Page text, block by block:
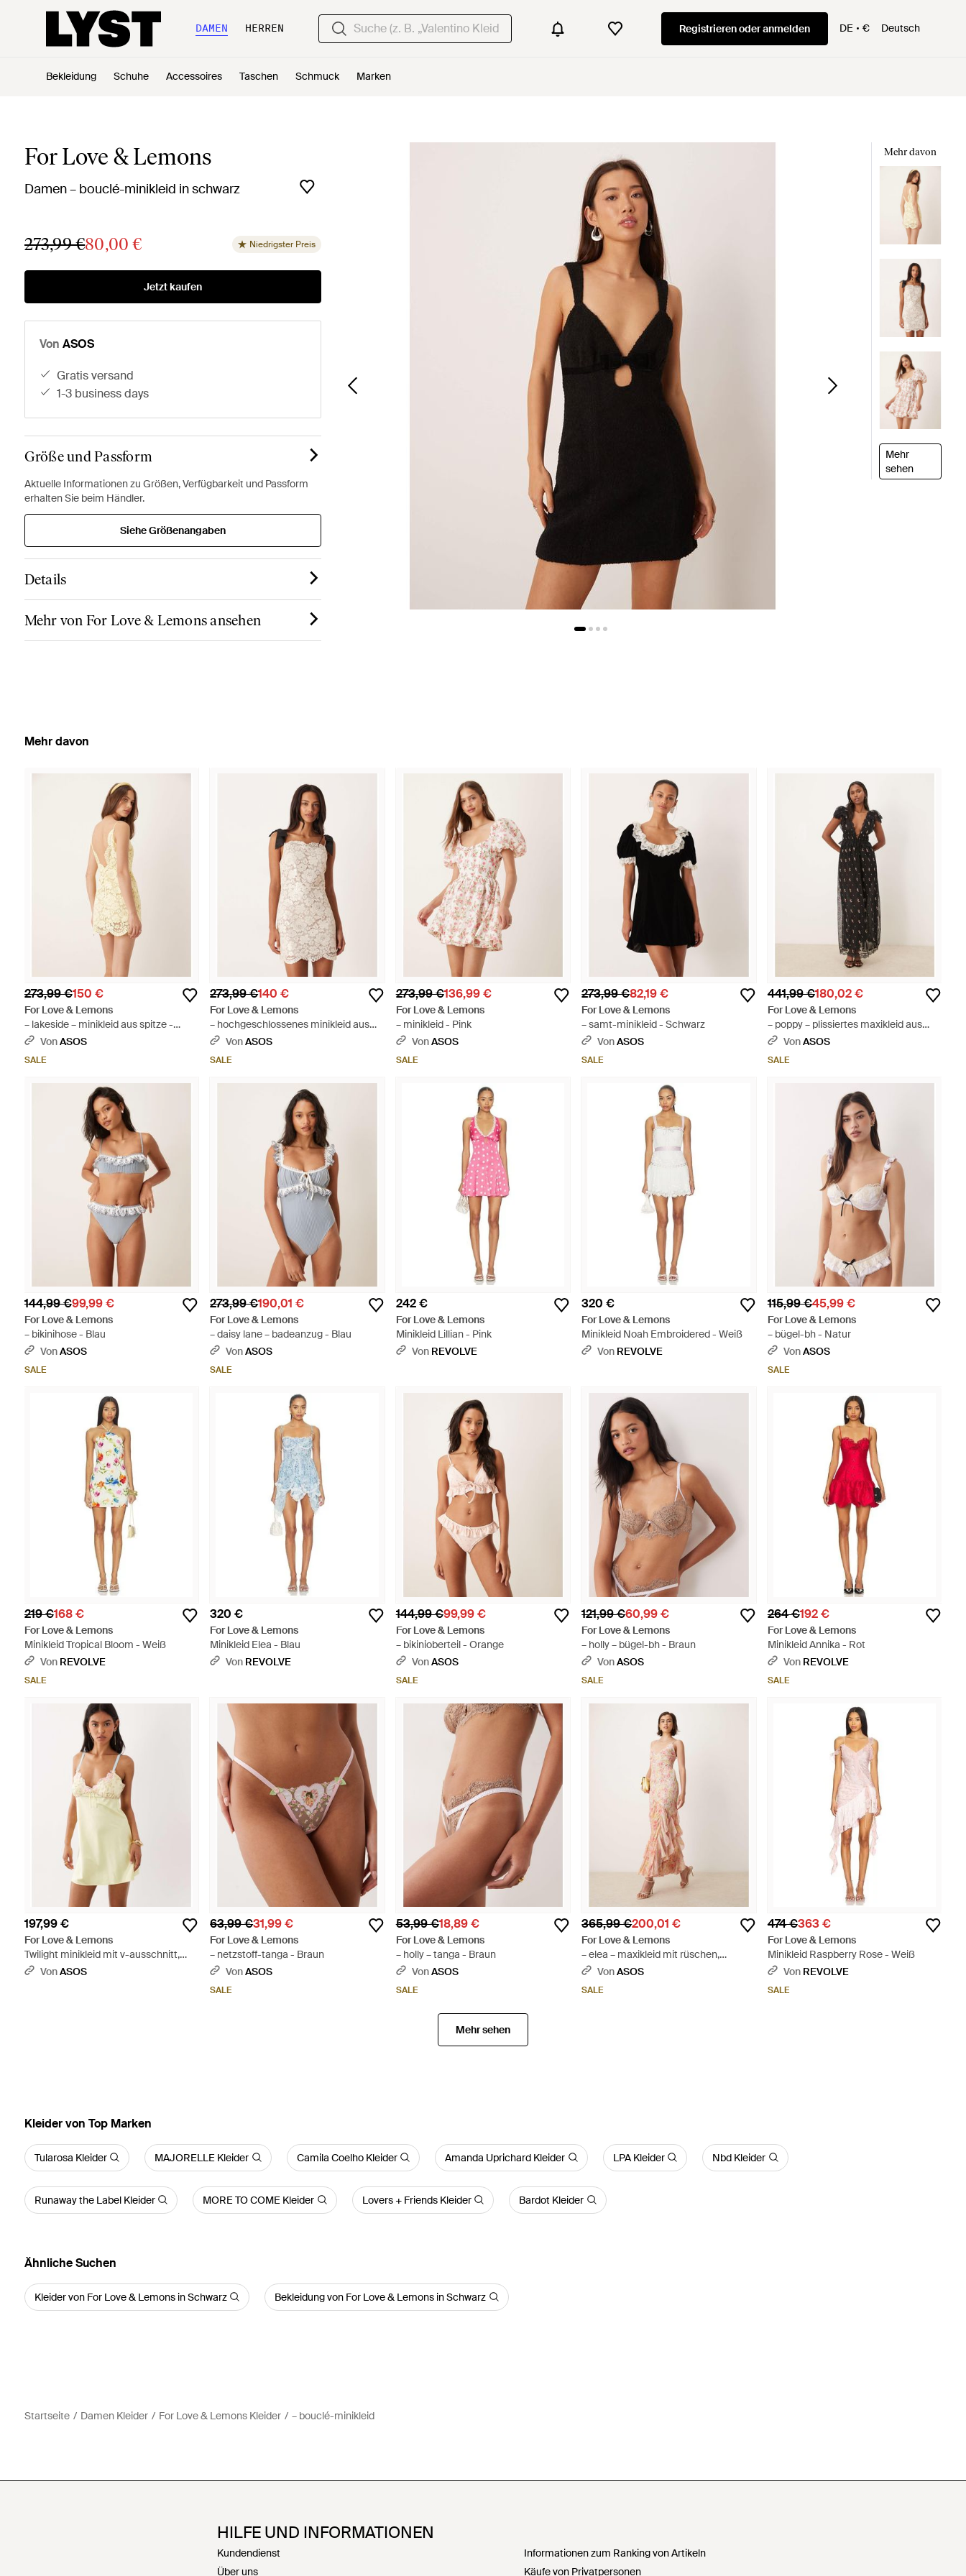
DAMEN HERREN Registrieren oder anmelden DE € Deutsch
Bekleidung Schuhe Accessoires Taschen Schmuck Marken
For Love & Lemons
Damen – bouclé-minikleid in schwarz
273,99 €80,00 € Niedrigster Preis
Jetzt kaufen
Von ASOS
gratis versand
1-3 business days
Größe und Passform
Aktuelle Informationen zu Größen, Verfügbarkeit und Passform
erhalten Sie beim Händler.
Siehe Größenangaben
Details
Mehr von For Love & Lemons ansehen
Mehr davon
Mehr
sehen
Mehr davon
273,99 €150 €
For Love & Lemons
– lakeside – minikleid aus spitze -
Natur
VonASOS
SALE
273,99 €140 €
For Love & Lemons
– hochgeschlossenes minikleid aus
spitze - Natur
VonASOS
SALE
273,99 €136,99 €
For Love & Lemons
– minikleid - Pink
VonASOS
SALE
273,99 €82,19 €
For Love & Lemons
– samt-minikleid - Schwarz
VonASOS
SALE
441,99 €180,02 €
For Love & Lemons
– poppy – plissiertes maxikleid aus
spitze - Natur
VonASOS
SALE
144,99 €99,99 €
For Love & Lemons
– bikinihose - Blau
VonASOS
SALE
273,99 €190,01 €
For Love & Lemons
– daisy lane – badeanzug - Blau
VonASOS
SALE
242 €
For Love & Lemons
Minikleid Lillian - Pink
Von REVOLVE
320 €
For Love & Lemons
Minikleid Noah Embroidered - Weiß
Von REVOLVE
115,99 €45,99 €
For Love & Lemons
– bügel-bh - Natur
VonASOS
SALE
219 €168 €
For Love & Lemons
Minikleid Tropical Bloom - Weiß
Von REVOLVE
SALE
320 €
For Love & Lemons
Minikleid Elea - Blau
Von REVOLVE
144,99 €99,99 €
For Love & Lemons
– bikinioberteil - Orange
VonASOS
SALE
121,99 €60,99 €
For Love & Lemons
– holly – bügel-bh - Braun
VonASOS
SALE
264 €192 €
For Love & Lemons
Minikleid Annika - Rot
Von REVOLVE
SALE
197,99 €
For Love & Lemons
Twilight minikleid mit v-ausschnitt,
blumenmuster und spitzendetail -
VonASOS
63,99 €31,99 €
For Love & Lemons
– netzstoff-tanga - Braun
VonASOS
SALE
53,99 €18,89 €
For Love & Lemons
– holly – tanga - Braun
VonASOS
SALE
365,99 €200,01 €
For Love & Lemons
– elea – maxikleid mit rüschen,
rückenschnürung und
Pink
VonASOS
SALE
474 €363 €
For Love & Lemons
Minikleid Raspberry Rose - Weiß
Von REVOLVE
SALE
Mehr sehen
Kleider von Top Marken
Tularosa Kleider MAJORELLE Kleider Camila Coelho Kleider Amanda Uprichard Kleider LPA Kleider Nbd Kleider
Runaway the Label Kleider MORE TO COME Kleider Lovers + Friends Kleider Bardot Kleider
Ähnliche Suchen
Kleider von For Love & Lemons in Schwarz Bekleidung von For Love & Lemons in Schwarz
Startseite Damen Kleider For Love & Lemons Kleider – bouclé-minikleid
HILFE UND INFORMATIONEN
Kundendienst
Über uns
Informationen zum Ranking von Artikeln
Käufe von Privatpersonen